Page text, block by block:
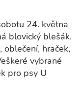
24. května
blovický blešák.
oblečení, hraček,
vybrané
pro psy U